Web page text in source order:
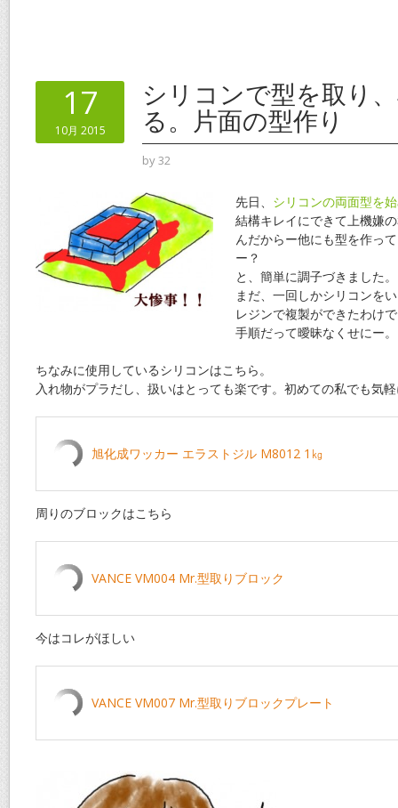
o
o
k
st
17
10月 2015
シリコンで型を取り
る。片面の型作り
by32
先日、 シリコンの両面型を
結構キレイにできて上機嫌
んだからー他にも型を作っ
ー？
と、簡単に調子づきました。
まだ、一回しかシリコンを
レジンで複製ができたわけ
手順だって曖昧なくせにー。
ちなみに使用しているシリコンはこちら。
入れ物がプラだし、扱いはとっても楽です。初めての私でも気
旭化成ワッカー エラストジル M8012 1㎏
周りのブロックはこちら
VANCE VM004 Mr.型取りブロック
今はコレがほしい
VANCE VM007 Mr.型取りブロックプレート